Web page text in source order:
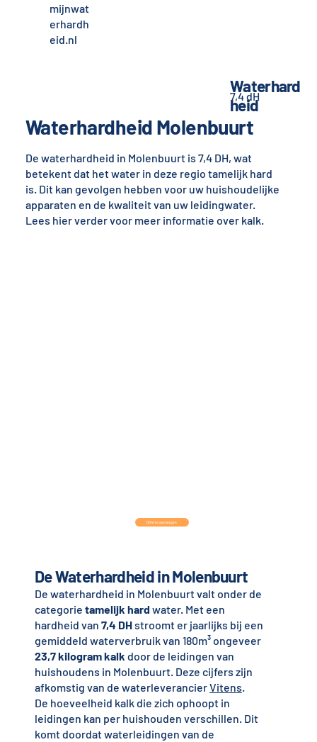
mijnwat
erhardh
eid.nl
Waterhardheid Molenbuurt
De waterhardheid in Molenbuurt is 7,4 DH, wat
betekent dat het water in deze regio tamelijk hard
is. Dit kan gevolgen hebben voor uw huishoudelijke
apparaten en de kwaliteit van uw leidingwater.
Lees hier verder voor meer informatie over kalk.
Waterhard
heid
7,4 dH
De Waterhardheid in Molenbuurt
De waterhardheid in Molenbuurt valt onder de
categorie tamelijk hard water. Met een
hardheid van 7,4 DHstroomt er jaarlijks bij een
gemiddeld waterverbruik van 180m³ ongeveer
23,7 kilogram kalk door de leidingen van
huishoudens in Molenbuurt. Deze cijfers zijn
afkomstig van de waterleverancierVitens.
De hoeveelheid kalk die zich ophoopt in
leidingen kan per huishouden verschillen. Dit
komt doordat waterleidingen van de
Offerte aanvragen